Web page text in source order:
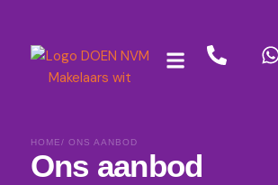
HOME/ ONS AANBOD
Ons aanbod